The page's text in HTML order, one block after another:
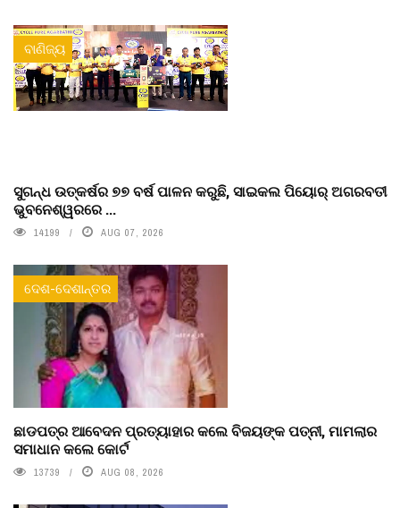
ବାଣିଜ୍ୟ
ସୁଗନ୍ଧ ଉତ୍କର୍ଷର ୭୭ ବର୍ଷ ପାଳନ କରୁଛି, ସାଇକଲ ପିୟୋର୍‌ ଅଗରବତୀ
ଭୁବନେଶ୍ୱରରେ ...
14199 AUG 07, 2026
ଦେଶ-ଦେଶାନ୍ତର
ଛାଡପତ୍ର ଆବେଦନ ପ୍ରତ୍ୟାହାର କଲେ ବିଜୟଙ୍କ ପତ୍ନୀ, ମାମଲାର
ସମାଧାନ କଲେ କୋର୍ଟ
13739 AUG 08, 2026